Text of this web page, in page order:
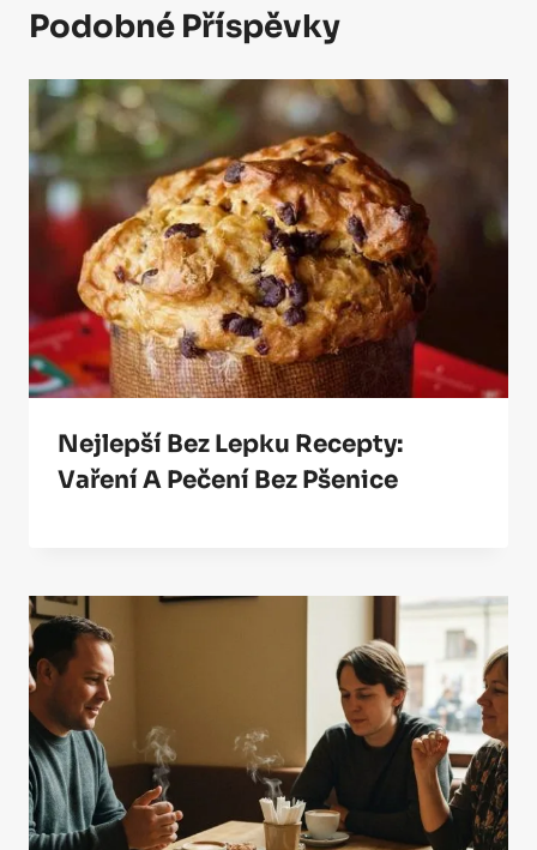
Podobné Příspěvky
Nejlepší Bez Lepku Recepty:
Vaření A Pečení Bez Pšenice